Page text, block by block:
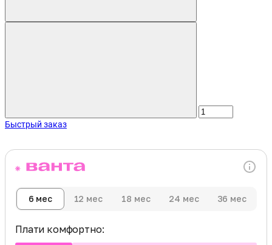
Быстрый заказ
6 мес 12 мес 18 мес 24 мес 36 мес
Плати комфортно: